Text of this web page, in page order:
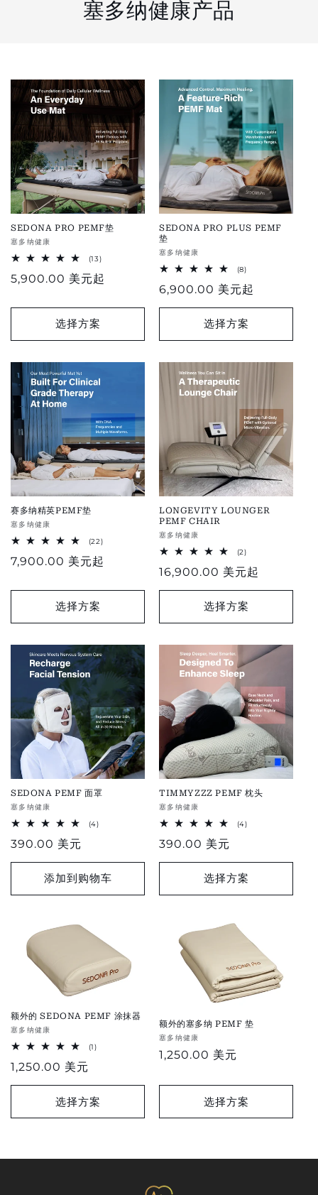
塞多纳健康产品
SEDONA PRO PEMF垫
供
应
商：
塞多纳健康
(13)13
reviews
正
价
5,900.00 美元起
选择方案
SEDONA PRO PLUS PEMF
垫
供
应
商：
塞多纳健康
(8)8
论
总
数
正
常
格
6,900.00 美元起
选择方案
赛多纳精英PEMF垫
供
应
商：
塞多纳健康
(22)22
reviews
正
价
7,900.00 美元起
选择方案
LONGEVITY LOUNGER
PEMF CHAIR
供
应
商：
塞多纳健康
(2)2
reviews
常
规
格
16,900.00 美元起
选择方案
SEDONA PEMF 面罩
供
应
商：
塞多纳健康
(4)4
正
常
格
390.00 美元
添加到购物车
TIMMYZZZ PEMF 枕头
供
应
商：
塞多纳健康
(4)4
正
常
格
390.00 美元
选择方案
额外的 SEDONA PEMF 涂抹器
供
应
商：
塞多纳健康
(1)1
正
常
格
1,250.00 美元
选择方案
额外的塞多纳 PEMF 垫
供
应
塞多纳健康
正
价
1,250.00 美元
选择方案